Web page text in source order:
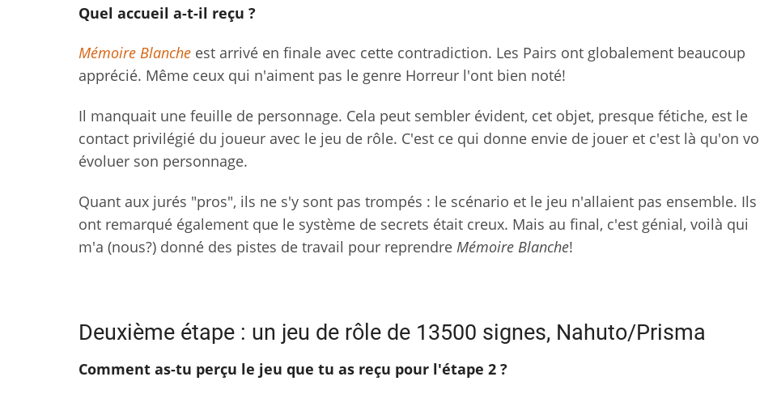
Quel accueil a-t-il reçu ?
Mémoire Blanche est arrivé en finale avec cette contradiction. Les Pairs ont globalement beaucoup
apprécié. Même ceux qui n'aiment pas le genre Horreur l'ont bien noté!
Il manquait une feuille de personnage. Cela peut sembler évident, cet objet, presque fétiche, est le
contact privilégié du joueur avec le jeu de rôle. C'est ce qui donne envie de jouer et c'est là qu'on
évoluer son personnage.
Quant aux jurés "pros", ils ne s'y sont pas trompés : le scénario et le jeu n'allaient pas ensemble. Ils
ont remarqué également que le système de secrets était creux. Mais au final, c'est génial, voilà qui
m'a (nous?) donné des pistes de travail pour reprendre Mémoire Blanche!
Deuxième étape : un jeu de rôle de 13500 signes, Nahuto/Prisma
Comment as-tu perçu le jeu que tu as reçu pour l'étape 2 ?